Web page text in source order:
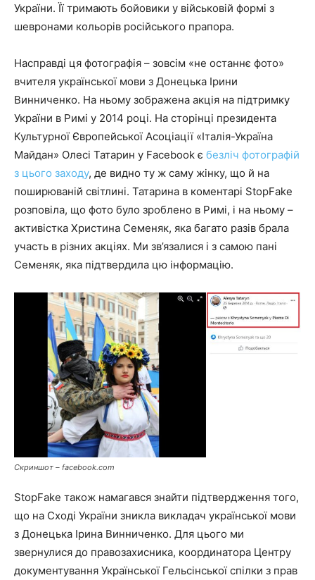
України. Її тримають бойовики у військовій формі з
шевронами кольорів російського прапора.
Насправді ця фотографія – зовсім «не останнє фото»
вчителя української мови з Донецька Ірини
Винниченко. На ньому зображена акція на підтримку
України в Римі у 2014 році. На сторінці президента
Культурної Європейської Асоціації «Італія-Україна
Майдан» Олесі Татарин у Facebook є безліч фотографій
з цього заходу, де видно ту ж саму жінку, що й на
поширюваній світлині. Татарина в коментарі StopFake
розповіла, що фото було зроблено в Римі, і на ньому –
активістка Христина Семеняк, яка багато разів брала
участь в різних акціях. Ми зв’язалися і з самою пані
Семеняк, яка підтвердила цю інформацію.
Скриншот – facebook.com
StopFake також намагався знайти підтвердження того,
що на Сході України зникла викладач української мови
з Донецька Ірина Винниченко. Для цього ми
звернулися до правозахисника, координатора Центру
документування Української Гельсінської спілки з прав